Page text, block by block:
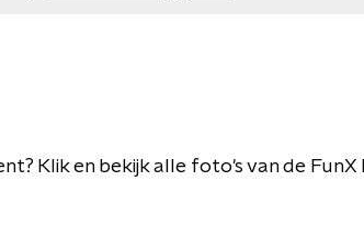
Klik en bekijk alle foto's van de